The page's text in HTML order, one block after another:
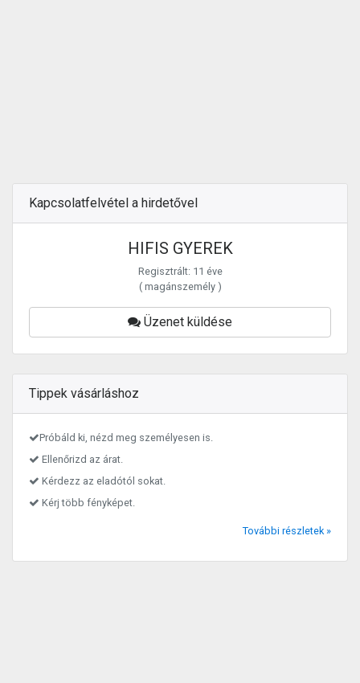
Kapcsolatfelvétel a hirdetővel
HIFIS GYEREK
Regisztrált: 11 éve
( magánszemély )
Üzenet küldése
Tippek vásárláshoz
Próbáld ki, nézd meg személyesen is.
Ellenőrizd az árat.
Kérdezz az eladótól sokat.
Kérj több fényképet.
További részletek »